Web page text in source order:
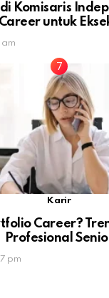
Komisaris
untuk
am
Karir
Career?
Profesional
pm